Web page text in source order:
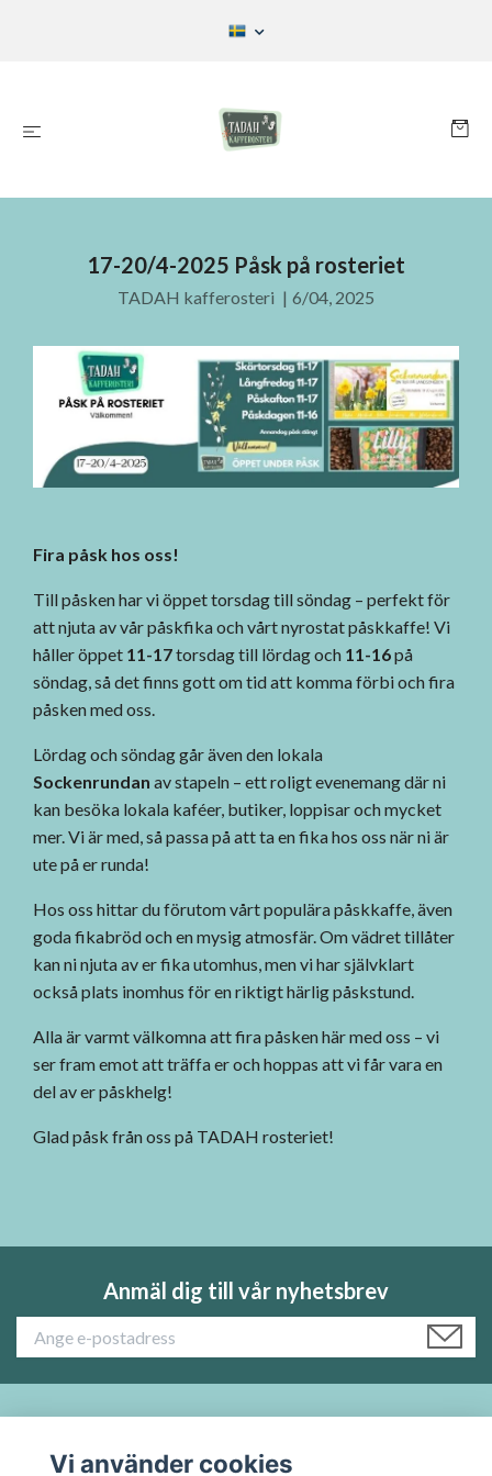
17-20/4-2025 Påsk på rosteriet
TADAH kafferosteri | 6/04, 2025
Fira påsk hos oss!
Till påsken har vi öppet torsdag till söndag – perfekt för
att njuta av vår påskfika och vårt nyrostat påskkaffe! Vi
håller öppet 11-17torsdag till lördag och 11-16på
söndag, så det finns gott om tid att komma förbi och fira
påsken med oss.
Lördag och söndag går även den lokala
Sockenrundan av stapeln – ett roligt evenemang där ni
kan besöka lokala kaféer, butiker, loppisar och mycket
mer. Vi är med, så passa på att ta en fika hos oss när ni är
ute på er runda!
Hos oss hittar du förutom vårt populära påskkaffe, även
goda fikabröd och en mysig atmosfär. Om vädret tillåter
kan ni njuta av er fika utomhus, men vi har självklart
också plats inomhus för en riktigt härlig påskstund.
Alla är varmt välkomna att fira påsken här med oss – vi
ser fram emot att träffa er och hoppas att vi får vara en
del av er påskhelg!
Glad påsk från oss på TADAH rosteriet!
Anmäl dig till vår nyhetsbrev
Vi använder cookies